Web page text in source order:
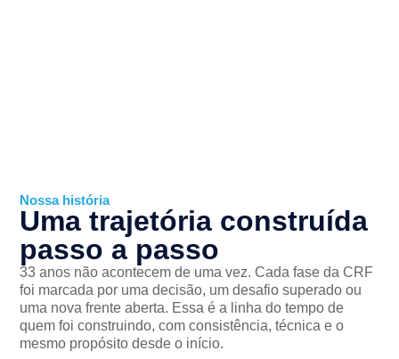
Nossa história
Uma trajetória construída
passo a passo
33 anos não acontecem de uma vez. Cada fase da CRF
foi marcada por uma decisão, um desafio superado ou
uma nova frente aberta. Essa é a linha do tempo de
quem foi construindo, com consistência, técnica e o
mesmo propósito desde o início.